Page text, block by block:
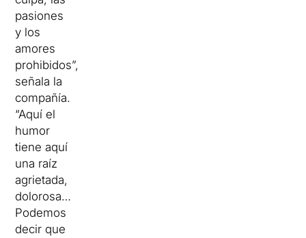
pasiones
y los
amores
prohibidos”,
señala la
compañía.
“Aquí el
humor
tiene aquí
una raíz
agrietada,
dolorosa…
Podemos
decir que